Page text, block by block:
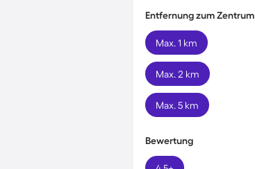
Entfernung zum Zentrum
Max. 1 km
Max. 2 km
Max. 5 km
Bewertung